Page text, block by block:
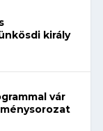
király
vár